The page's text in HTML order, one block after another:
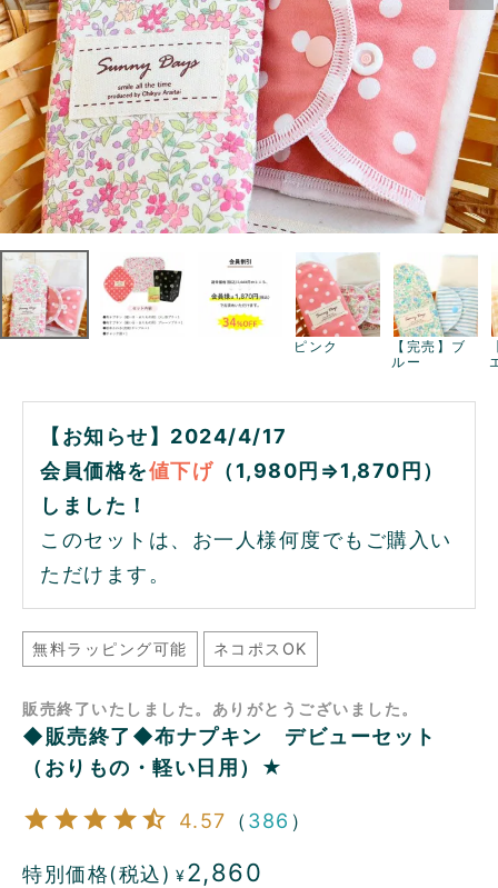
ピンク
【完売】ブ
ルー
【お知らせ】2024/4/17
会員価格を値下げ （1,980円⇒1,870円）
しました！
このセットは、お一人様何度でもご購入い
ただけます。
無料ラッピング可能 ネコポスOK
販売終了いたしました。ありがとうございました。
◆販売終了◆布ナプキン デビューセット
（おりもの・軽い日用）★
4.57 （ 386 ）
特別価格(税込) ¥2,860